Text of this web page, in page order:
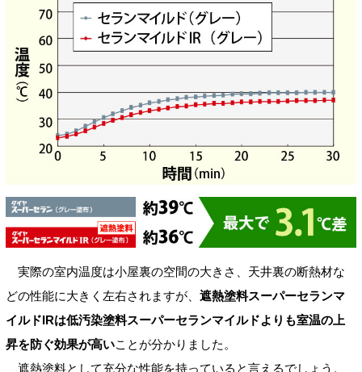
実際の室内温度は小屋裏の空間の大きさ、天井裏の断熱材な
どの性能に大きく左右されますが、 遮熱塗料スーパーセランマ
イルドIRは低汚染塗料スーパーセランマイルドよりも室温の上
昇を防ぐ効果が高いことが分かりました。
遮熱塗料として充分な性能を持っていると言えるでしょう。